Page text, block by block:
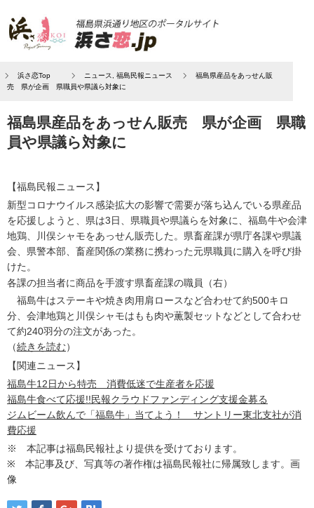
浜さ恋Top ニュース 福島民報ニュース
福島県産品をあっせん販
売 県が企画 県職員や県議ら対象に
福島県産品をあっせん販売 県が企画 県職
員や県議ら対象に
【福島民報ニュース】
新型コロナウイルス感染拡大の影響で需要が落ち込んでいる県産品
を応援しようと、県は3日、県職員や県議らを対象に、福島牛や会津
地鶏、川俣シャモをあっせん販売した。県畜産課が県庁各課や県議
会、県警本部、畜産関係の業務に携わった元県職員に購入を呼び掛
けた。
各課の担当者に商品を手渡す県畜産課の職員（右）
福島牛はステーキや焼き肉用肩ロースなど合わせて約500キロ
分、会津地鶏と川俣シャモはもも肉や薫製セットなどとして合わせ
て約240羽分の注文があった。
（続きを読む）
【関連ニュース】
福島牛12日から特売 消費低迷で生産者を応援
福島牛食べて応援!!民報クラウドファンディング支援金募る
ジムビーム飲んで「福島牛」当てよう！ サントリー東北支社が消
費応援
※ 本記事は福島民報社より提供を受けております。
※ 本記事及び、写真等の著作権は福島民報社に帰属致します。画
像